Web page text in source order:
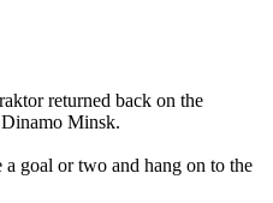
returned back on the
Minsk.
a goal or two and hang on to the